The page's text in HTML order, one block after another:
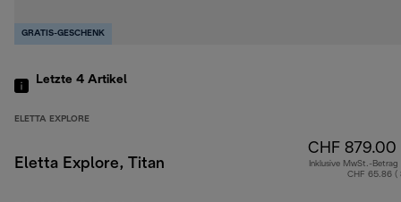
GRATIS-GESCHENK
Letzte 4 Artikel
ELETTA EXPLORE
Eletta Explore, Titan
CHF 879.00
Inklusive MwSt.-Betrag
CHF 65.86 (